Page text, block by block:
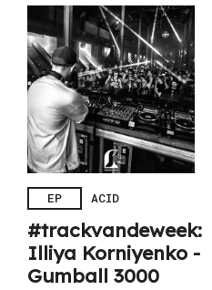
EP ACID
#trackvandeweek:
Illiya Korniyenko -
Gumball 3000